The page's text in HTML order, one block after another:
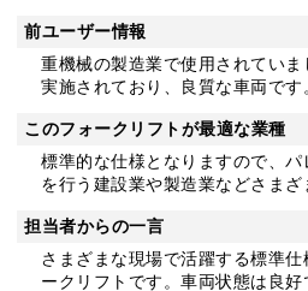
前ユーザー情報
重機械の製造業で使用されてい
実施されており、良質な車両です
このフォークリフトが最適な業種
標準的な仕様となりますので、
を行う建設業や製造業などさまざ
担当者からの一言
さまざまな現場で活躍する標準
ークリフトです。車両状態は良